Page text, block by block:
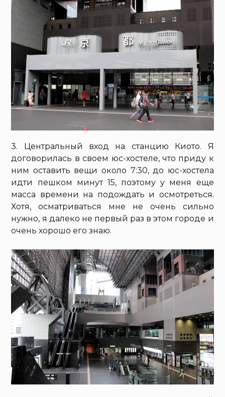
3. Центральный вход на станцию Киото. Я
договорилась в своем юс-хостеле, что приду к
ним оставить вещи около 7:30, до юс-хостела
идти пешком минут 15, поэтому у меня еще
масса времени на подождать и осмотреться.
Хотя, осматриваться мне не очень сильно
нужно, я далеко не первый раз в этом городе и
очень хорошо его знаю.